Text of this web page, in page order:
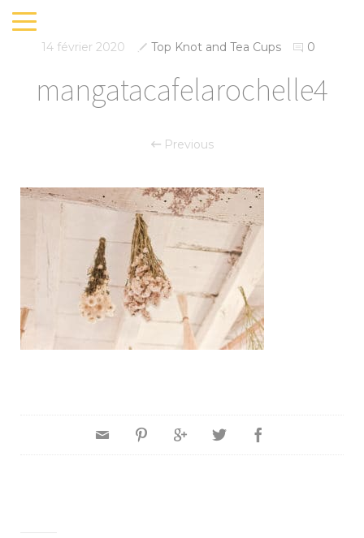
14 février 2020 Top Knot and Tea Cups 0
mangatacafelarochelle4
Previous